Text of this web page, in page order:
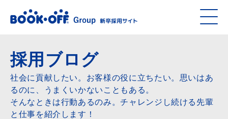
採用ブログ
社会に貢献したい。お客様の役に立ちたい。思いはあ
るのに、うまくいかないこともある。
そんなときは行動あるのみ。チャレンジし続ける先輩
と仕事を紹介します！